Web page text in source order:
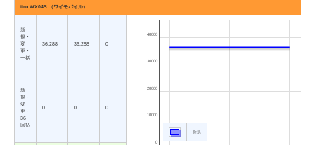
iiro WX04S （ワイモバイル）
新
規・
変
更・
一括
36,288 36,288 0
0
10000
20000
30000
40000
新規
新
規・
変
更・
36
回払
0 0 0